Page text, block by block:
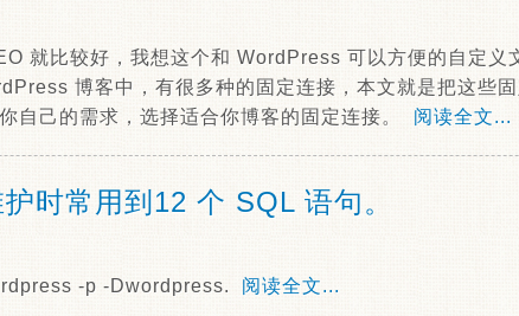
就比较好，我想这个和 WordPress 可以方便的自定义
博客中，有很多种的固定连接，本文就是把这些
自己的需求，选择适合你博客的固定连接。 阅读全文...
时常用到12 个 SQL 语句。
-p -Dwordpress. 阅读全文...